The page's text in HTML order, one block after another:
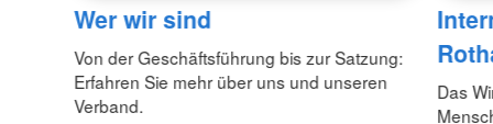
Wer wir sind
Von der Geschäftsführung bis zur Satzung:
Erfahren Sie mehr über uns und unseren
Verband.
Das